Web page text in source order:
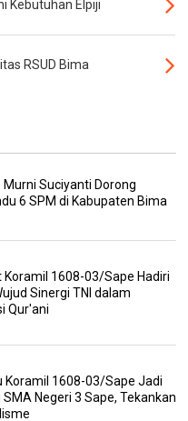
Kebutuhan Elpiji
RSUD Bima
Murni Suciyanti Dorong
6 SPM di Kabupaten Bima
Koramil 1608-03/Sape Hadiri
Sinergi TNI dalam
Qur'ani
Koramil 1608-03/Sape Jadi
Negeri 3 Sape, Tekankan